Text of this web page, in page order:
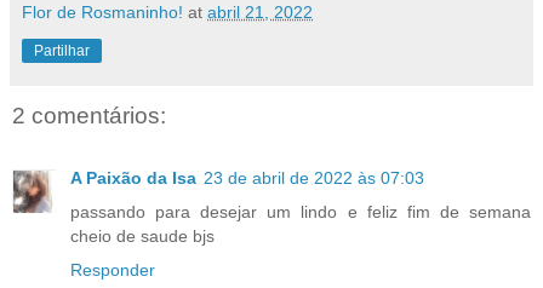
Flor de Rosmaninho! at abril 21, 2022
Partilhar
2 comentários:
A Paixão da Isa 23 de abril de 2022 às 07:03
passando para desejar um lindo e feliz fim de semana
cheio de saude bjs
Responder